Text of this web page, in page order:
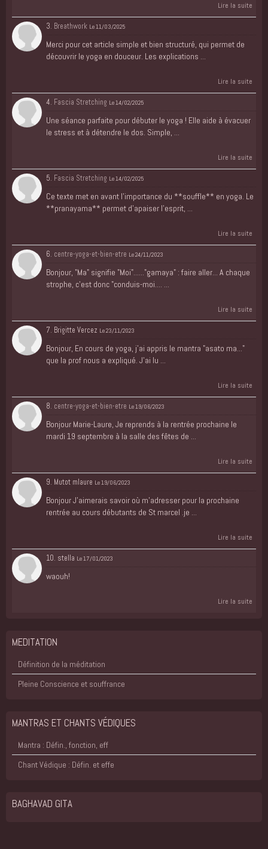
Lire la suite
3. Breathwork Le 11/03/2025
Merci pour cet article simple et bien structuré, qui permet de
découvrir le yoga en douceur. Les explications ...
Lire la suite
4. Fascia Stretching Le 14/02/2025
Une séance parfaite pour débuter le yoga ! Elle aide à évacuer
le stress et à détendre le dos. Simple, ...
Lire la suite
5. Fascia Stretching Le 14/02/2025
Ce texte met en avant l’importance du **souffle** en yoga. Le
**pranayama** permet d’apaiser l’esprit, ...
Lire la suite
6. centre-yoga-et-bien-etre Le 24/11/2023
Bonjour, "Ma" signifie "Moi"......"gamaya" : faire aller... A chaque
strophe, c'est donc "conduis-moi.... ...
Lire la suite
7. Brigitte Vercez Le 23/11/2023
Bonjour, En cours de yoga, j'ai appris le mantra "asato ma..."
que la prof nous a expliqué. J'ai lu ...
Lire la suite
8. centre-yoga-et-bien-etre Le 19/06/2023
Bonjour Marie-Laure, Je reprends à la rentrée prochaine le
mardi 19 septembre à la salle des fêtes de ...
Lire la suite
9. Mutot mlaure Le 19/06/2023
Bonjour J'aimerais savoir où m'adresser pour la prochaine
rentrée au cours débutants de St marcel .je ...
Lire la suite
10. stella Le 17/01/2023
waouh!
Lire la suite
MEDITATION
Définition de la méditation
Pleine Conscience et souffrance
MANTRAS ET CHANTS VÉDIQUES
Mantra : Défin., fonction, eff
Chant Védique : Défin. et effe
BAGHAVAD GITA